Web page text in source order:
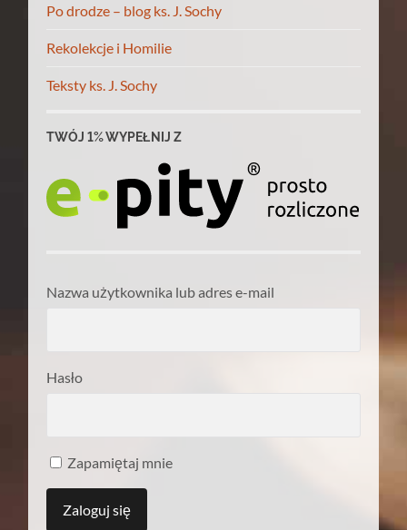
Po drodze – blog ks. J. Sochy
Rekolekcje i Homilie
Teksty ks. J. Sochy
TWÓJ 1% WYPEŁNIJ Z
Nazwa użytkownika lub adres e-mail
Hasło
Zapamiętaj mnie